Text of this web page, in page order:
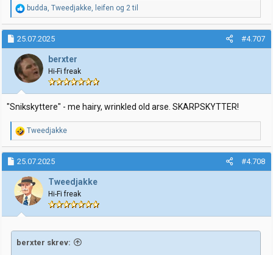
R
e
a
k
s
j
o
n
e
r
:
budda, Tweedjakke, leifen og 2 til
25.07.2025 #4.707
berxter
Hi-Fi freak
"Snikskyttere" - me hairy, wrinkled old arse. SKARPSKYTTER!
R
e
a
k
s
j
o
n
e
r
Tweedjakke
25.07.2025 #4.708
Tweedjakke
Hi-Fi freak
berxter skrev: